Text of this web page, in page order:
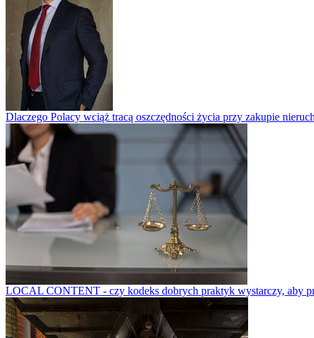
Dlaczego Polacy wciąż tracą oszczędności życia przy zakupie
LOCAL CONTENT - czy kodeks dobrych praktyk wystarczy, aby